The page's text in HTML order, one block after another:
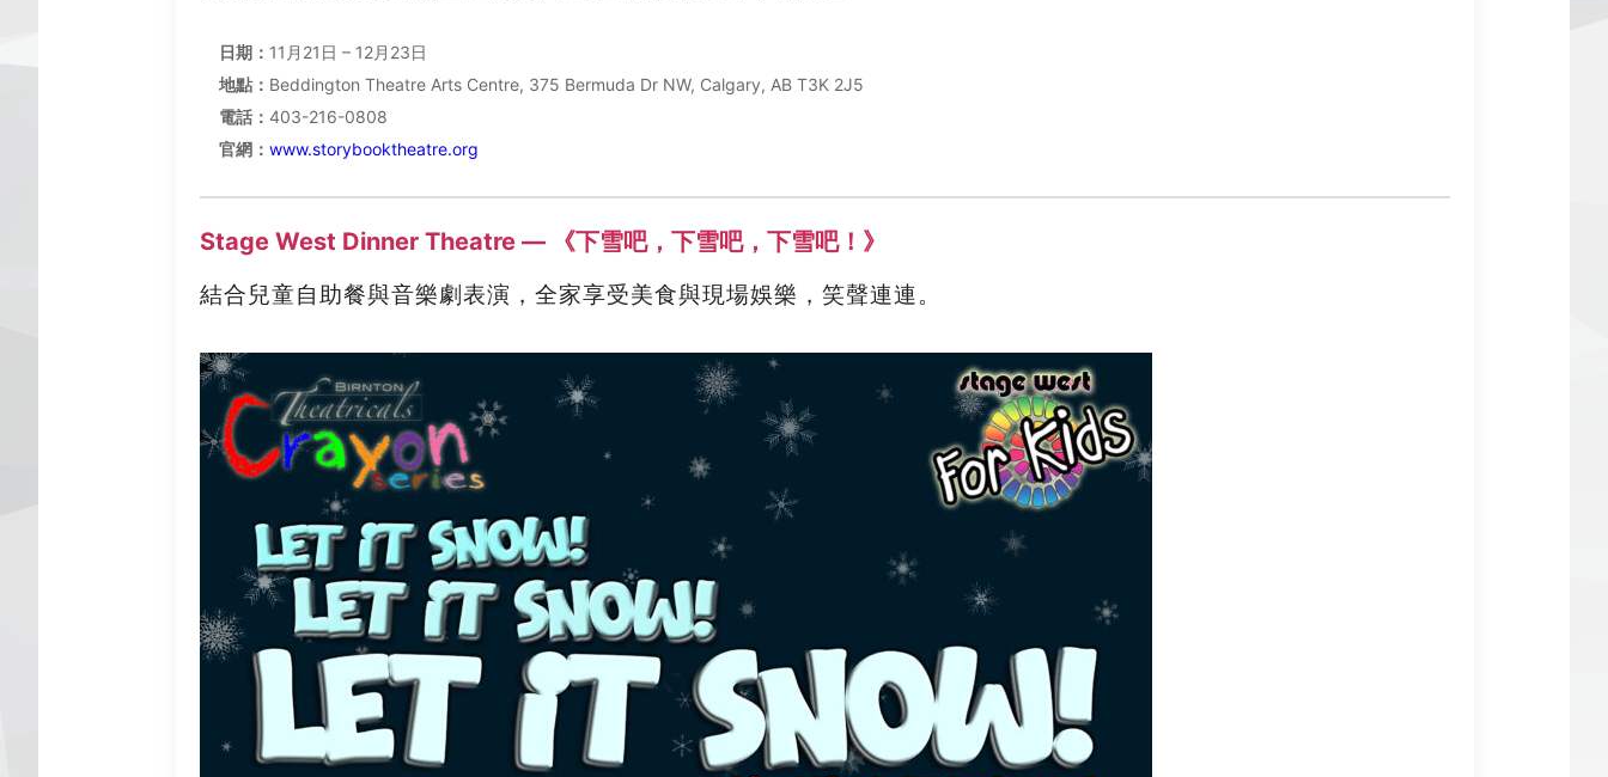
日期： 11月21日 – 12月23日
地點： Beddington Theatre Arts Centre, 375 Bermuda Dr NW, Calgary, AB T3K 2J5
電話： 403-216-0808
官網： www.storybooktheatre.org
Stage West Dinner Theatre — 《下雪吧，下雪吧，下雪吧！》
結合兒童自助餐與音樂劇表演，全家享受美食與現場娛樂，笑聲連連。